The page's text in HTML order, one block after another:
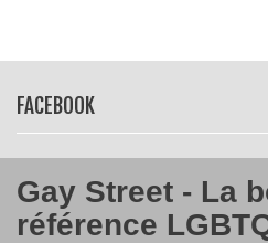
FACEBOOK
Gay Street - La
référence